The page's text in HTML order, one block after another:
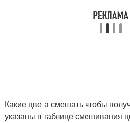
Какие цвета смешать чтобы
указаны в таблице смешивания